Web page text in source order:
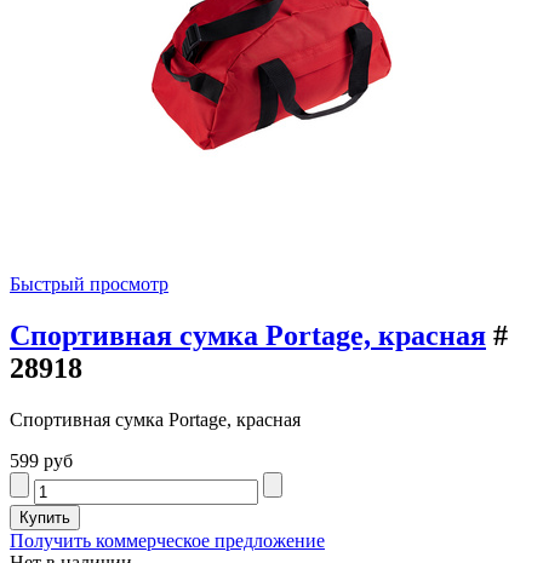
Быстрый просмотр
Спортивная сумка Portage, красная #
28918
Спортивная сумка Portage, красная
599 руб
Получить коммерческое предложение